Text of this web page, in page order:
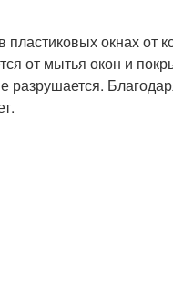
окнах от
от мытья окон и
разрушается.